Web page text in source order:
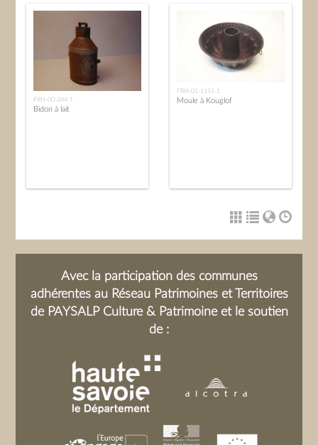
FRH-00-344-1
Bidon à lait
FRH-01-1151-1
Moule à Kouglof
Avec la participation des communes
adhérentes au Réseau Patrimoines et Territoires
de PAYSALP Culture & Patrimoine et le soutien
de :